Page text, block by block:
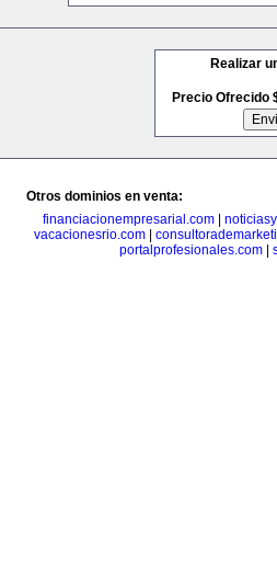
Realizar
Precio Ofrecido
Otros dominios en venta:
financiacionempresarial.com
vacacionesrio.com
portalprofesionales.com|